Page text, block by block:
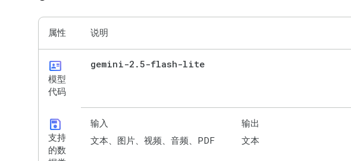
属性 说明
id_card
模型
代码
gemini-2 .5-flash-lite
save
支持
的数
输入
文本、图片、视频、音频、PDF
输出
文本